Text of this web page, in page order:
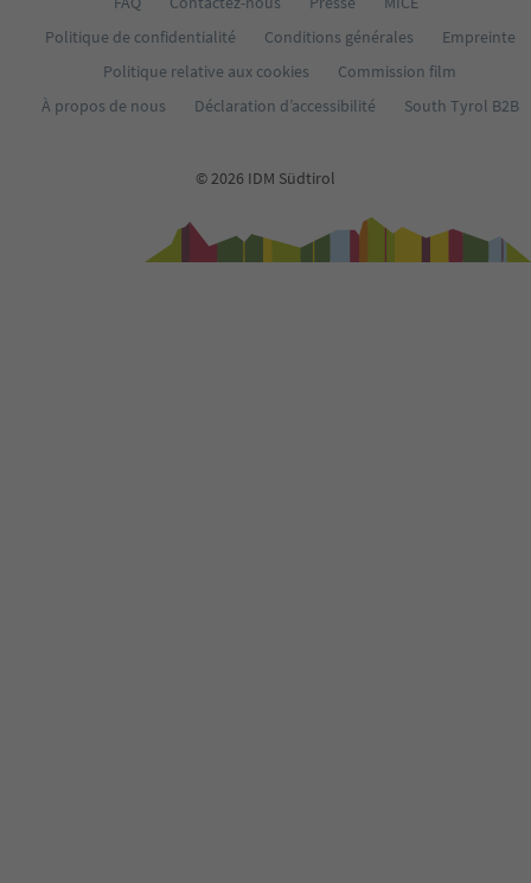
Politique de confidentialité
Conditions générales
Empreinte
Politique relative aux cookies
Commission film
À propos de nous
Déclaration d’accessibilité South Tyrol B2B
© 2026 IDM Südtirol